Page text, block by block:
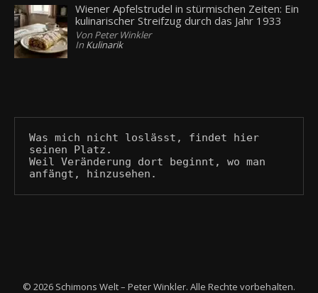
Wiener Apfelstrudel in stürmischen Zeiten: Ein
kulinarischer Streifzug durch das Jahr 1933
Von Peter Winkler
In Kulinarik
Was mich nicht loslässt, findet hier
seinen Platz.
Weil Veränderung dort beginnt, wo man
anfängt, hinzusehen.
© 2026 Schimons Welt – Peter Winkler. Alle Rechte vorbehalten.